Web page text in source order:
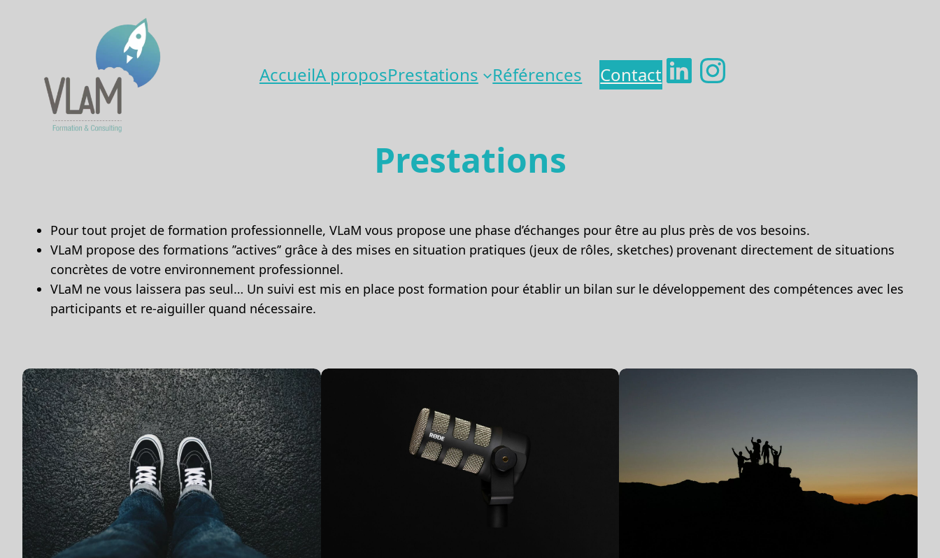
AccueilA proposPrestations Références Contact
LinkedIn
Prestations
Pour tout projet de formation professionnelle, VLaM vous propose une phase d’échanges pour être au plus près de vos besoins.
VLaM propose des formations ’’actives’’ grâce à des mises en situation pratiques (jeux de rôles, sketches) provenant directement de situations
concrètes de votre environnement professionnel.
VLaM ne vous laissera pas seul… Un suivi est mis en place post formation pour établir un bilan sur le développement des compétences avec les
participants et re-aiguiller quand nécessaire.